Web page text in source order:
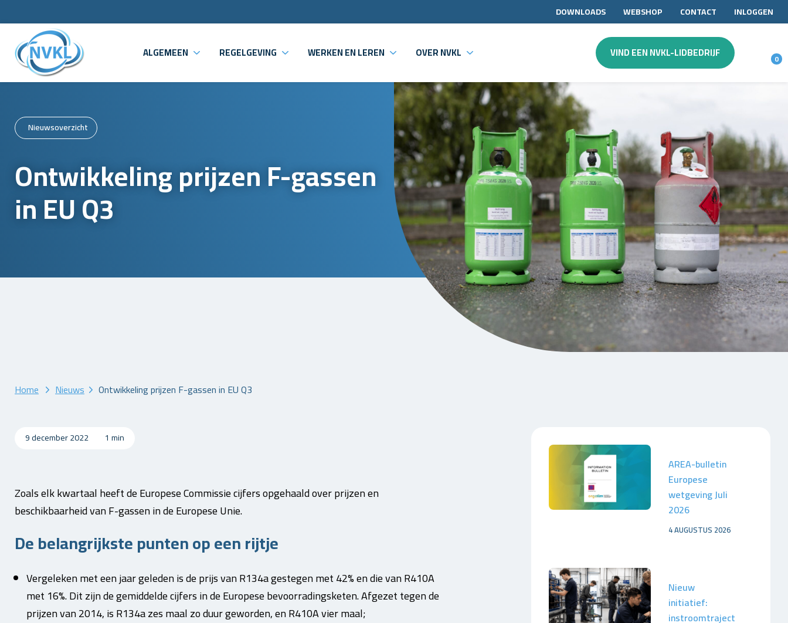
DOWNLOADS WEBSHOP CONTACT INLOGGEN
ALGEMEEN REGELGEVING WERKEN EN LEREN OVER NVKL VIND EEN NVKL-LIDBEDRIJF 0
Nieuwsoverzicht
Ontwikkeling prijzen F-gassen
in EU Q3
Home Nieuws Ontwikkeling prijzen F-gassen in EU Q3
9 december 2022 1 min
Zoals elk kwartaal heeft de Europese Commissie cijfers opgehaald over prijzen en
beschikbaarheid van F-gassen in de Europese Unie.
De belangrijkste punten op een rijtje
Vergeleken met een jaar geleden is de prijs van R134a gestegen met 42% en die van R410A
met 16%. Dit zijn de gemiddelde cijfers in de Europese bevoorradingsketen. Afgezet tegen de
prijzen van 2014, is R134a zes maal zo duur geworden, en R410A vier maal;
AREA-bulletin
Europese
wetgeving Juli
2026
4 AUGUSTUS 2026
Nieuw
initiatief:
instroomtraject